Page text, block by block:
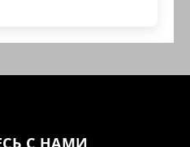
С НАМИ